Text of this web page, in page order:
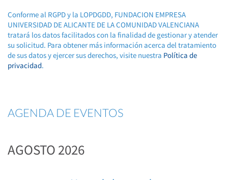
Conforme al RGPD y la LOPDGDD, FUNDACION EMPRESA
UNIVERSIDAD DE ALICANTE DE LA COMUNIDAD VALENCIANA
tratará los datos facilitados con la finalidad de gestionar y atender
su solicitud. Para obtener más información acerca del tratamiento
de sus datos y ejercer sus derechos, visite nuestra Política de
privacidad.
AGENDA DE EVENTOS
AGOSTO 2026